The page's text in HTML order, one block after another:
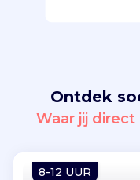
Ontdek
Waar jij
8-12 UUR